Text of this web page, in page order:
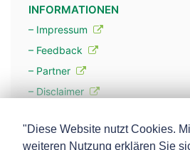
INFORMATIONEN
– Impressum
– Feedback
– Partner
– Disclaimer
– Werbung
"Diese Website nutzt Cookies.
weiteren Nutzung erklären Sie